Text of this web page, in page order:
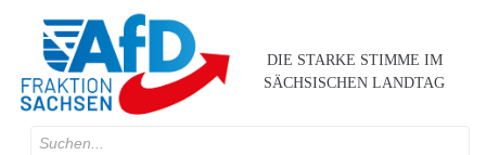
DIE STARKE STIMME IM
SÄCHSISCHEN LANDTAG